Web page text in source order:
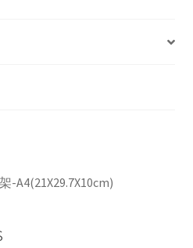
-A4(21X29.7X10cm)